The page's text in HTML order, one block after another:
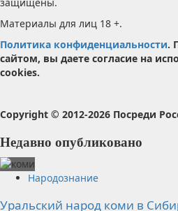
Материалы для лиц 18 +.
Политика конфиденциальности.
сайтом, вы даете согласие на
cookies.
Copyright © 2012-2026 Посреди
Недавно опубликовано
Народознание
Уральский народ коми в